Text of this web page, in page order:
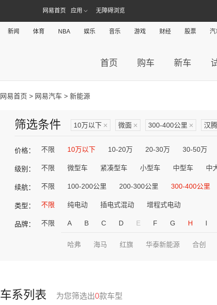
网易首页 应用 无障碍浏览
新闻 体育 NBA 娱乐 音乐 游戏 财经 股票 汽
首页 购车 新车
网易首页 > 网易汽车 > 新能源
筛选条件 10万以下 × 微面 × 300-400公里 × 汉
价格： 不限 10万以下 10-20万 20-30万 30-50万
级别： 不限 微型车 紧凑型车 小型车 中型车 中
续航： 不限 100-200公里 200-300公里 300-400公里
类型： 不限 纯电动 插电式混动 增程式电动
品牌： 不限 A B C D E F G H I
哈弗 海马 红旗 华泰新能源 合创
车系列表 为您筛选出0款车型